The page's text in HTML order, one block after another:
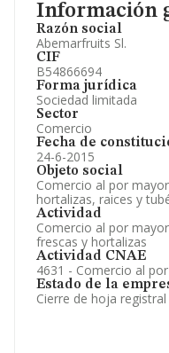
Información
Razón social
Abemarfruits Sl.
CIF
B54866694
Forma jurídica
Sociedad limitada
Sector
Comercio
Fecha de
24-6-2015
Objeto social
Comercio al por
hortalizas, raices y
Actividad
Comercio al por
frescas y hortalizas
Actividad CNAE
4631 - Comercio al
Estado de la
Cierre de hoja registral